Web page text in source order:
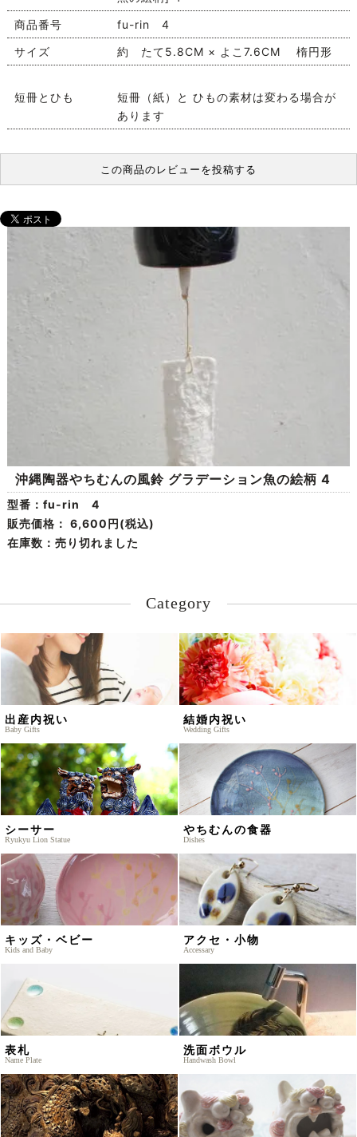
商品番号
fu-rin 4
サイズ
約 たて5.8CM × よこ7.6CM 楕円形
短冊とひも
短冊（紙）と ひもの素材は変わる場合が
あります
この商品のレビューを投稿する
沖縄陶器やちむんの風鈴 グラデーション魚の絵柄 4
型番：fu-rin 4
販売価格： 6,600円(税込)
在庫数：売り切れました
Category
出産内祝い
Baby Gifts
結婚内祝い
Wedding Gifts
シーサー
Ryukyu Lion Statue
やちむんの食器
Dishes
キッズ・ベビー
Kids and Baby
アクセ・小物
Accessary
表札
Name Plate
洗面ボウル
Handwash Bowl